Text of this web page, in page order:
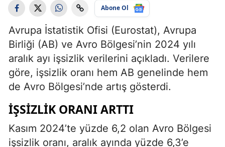
Abone Ol
Avrupa İstatistik Ofisi (Eurostat), Avrupa
Birliği (AB) ve Avro Bölgesi’nin 2024 yılı
aralık ayı işsizlik verilerini açıkladı. Verilere
göre, işsizlik oranı hem AB genelinde hem
de Avro Bölgesi’nde artış gösterdi.
İŞSIZLIK ORANI ARTTI
Kasım 2024’te yüzde 6,2 olan Avro Bölgesi
işsizlik oranı, aralık ayında yüzde 6,3’e